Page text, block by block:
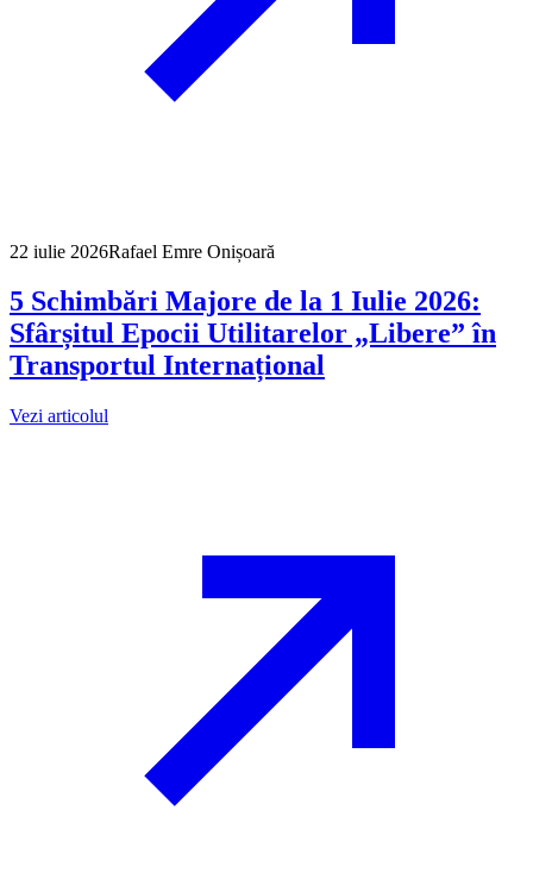
22 iulie 2026Rafael Emre Onișoară
5 Schimbări Majore de la 1 Iulie 2026:
Sfârșitul Epocii Utilitarelor „Libere” în
Transportul Internațional
Vezi articolul